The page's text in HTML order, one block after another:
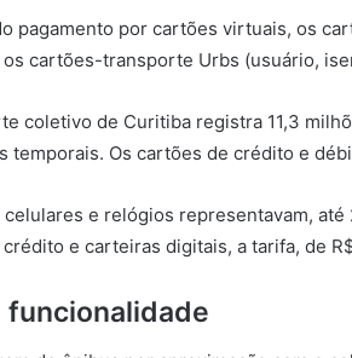
pagamento por cartões virtuais, os
os cartões-transporte Urbs (usuário,
coletivo de Curitiba registra 11,3
temporais. Os cartões de crédito e
celulares e relógios representavam,
e carteiras digitais, a tarifa, de
funcionalidade